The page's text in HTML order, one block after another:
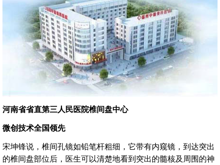
河南省省直第三人民医院椎间盘中心
微创技术全国领先
宋坤锋说，椎间孔镜如铅笔杆粗细，它带有内窥镜，到达突出
的椎间盘部位后，医生可以清楚地看到突出的髓核及周围的神